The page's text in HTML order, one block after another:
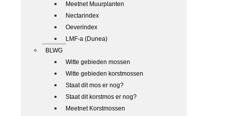
Meetnet Muurplanten
Nectarindex
Oeverindex
LMF-a (Dunea)
BLWG
Witte gebieden mossen
Witte gebieden korstmossen
Staat dit mos er nog?
Staat dit korstmos er nog?
Meetnet Korstmossen